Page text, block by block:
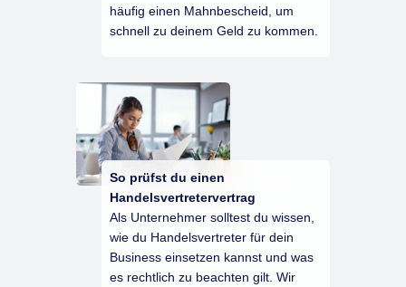
häufig einen Mahnbescheid, um
schnell zu deinem Geld zu kommen.
So prüfst du einen
Handelsvertretervertrag
Als Unternehmer solltest du wissen,
wie du Handelsvertreter für dein
Business einsetzen kannst und was
es rechtlich zu beachten gilt. Wir